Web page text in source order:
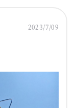
2023/7/09